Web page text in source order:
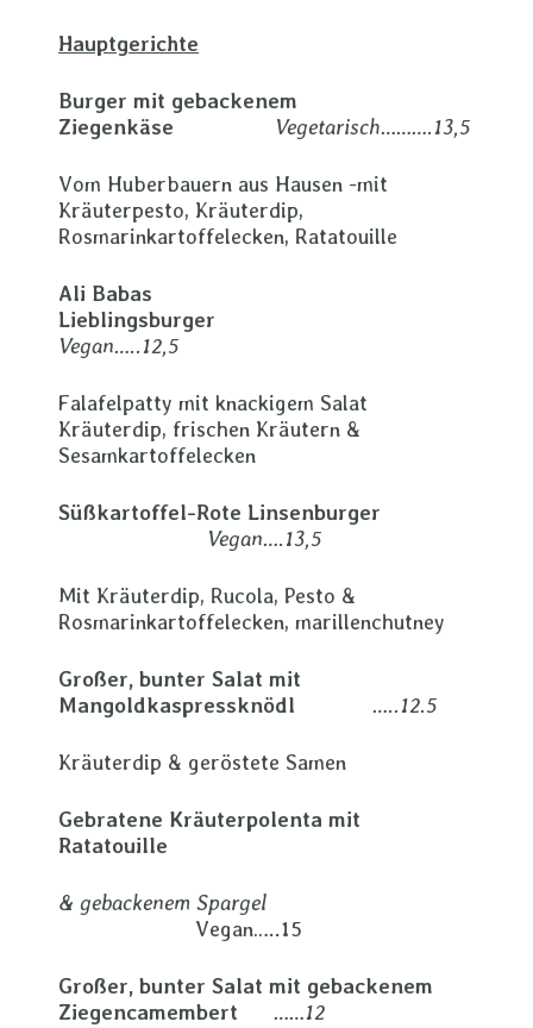
Hauptgerichte
Burger mit gebackenem
Ziegenkäse Vegetarisch……….13,5
Vom Huberbauern aus Hausen -mit
Kräuterpesto, Kräuterdip,
Rosmarinkartoffelecken, Ratatouille
Ali Babas
Lieblingsburger
Vegan…..12,5
Falafelpatty mit knackigem Salat
Kräuterdip, frischen Kräutern &
Sesamkartoffelecken
Süßkartoffel-Rote Linsenburger
Vegan….13,5
Mit Kräuterdip, Rucola, Pesto &
Rosmarinkartoffelecken, marillenchutney
Großer, bunter Salat mit
Mangoldkaspressknödl …..12.5
Kräuterdip & geröstete Samen
Gebratene Kräuterpolenta mit
Ratatouille
& gebackenem Spargel
Vegan…..15
Großer, bunter Salat mit gebackenem
Ziegencamembert ……12